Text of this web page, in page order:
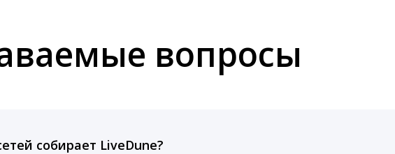
вопросы
собирает LiveDune?